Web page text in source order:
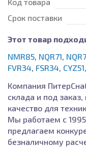
Срок поставки
Этот товар
NMR85, NQR71,
FVR34, FSR34, CYZ51,
Компания
склада и под
качество для
Мы работаем с
предлагаем
безналичному